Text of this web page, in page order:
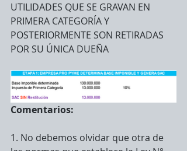
UTILIDADES QUE SE GRAVAN EN
PRIMERA CATEGORÍA Y
POSTERIORMENTE SON RETIRADAS
POR SU ÚNICA DUEÑA
Comentarios:
1. No debemos olvidar que otra de